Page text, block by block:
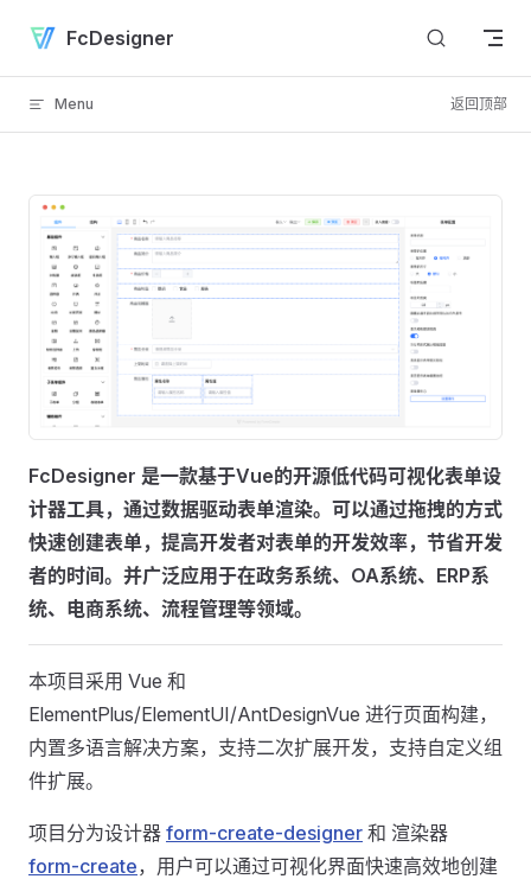
Skip to content
FcDesigner
Menu 返回顶部
FcDesigner 是一款基于Vue的开源低代码可视化表单设
计器工具，通过数据驱动表单渲染。可以通过拖拽的方式
快速创建表单，提高开发者对表单的开发效率，节省开发
者的时间。并广泛应用于在政务系统、OA系统、ERP系
统、电商系统、流程管理等领域。
本项目采用 Vue 和
ElementPlus/ElementUI/AntDesignVue 进行页面构建，
内置多语言解决方案，支持二次扩展开发，支持自定义组
件扩展。
项目分为设计器 form-create-designer 和 渲染器
form-create，用户可以通过可视化界面快速高效地创建